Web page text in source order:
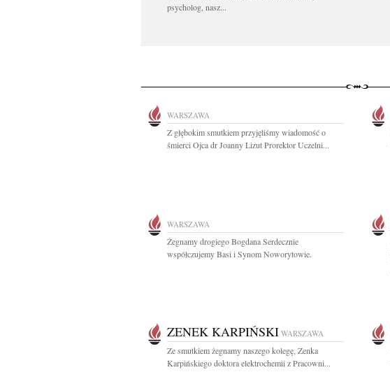
psycholog, nasz...
WARSZAWA
Z głębokim smutkiem przyjęliśmy wiadomość o
śmierci Ojca dr Joanny Lizut Prorektor Uczelni...
WARSZAWA
Żegnamy drogiego Bogdana Serdecznie
współczujemy Basi i Synom Noworytowie.
ZENEK KARPIŃSKI WARSZAWA
Ze smutkiem żegnamy naszego kolegę, Zenka
Karpińskiego doktora elektrochemii z Pracowni...